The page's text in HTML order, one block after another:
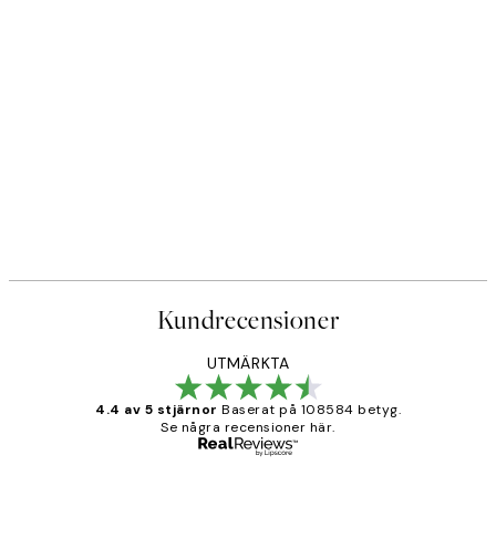
Kundrecensioner
UTMÄRKTA
4.4 av 5 stjärnor Baserat på 108584 betyg.
Se några recensioner här.